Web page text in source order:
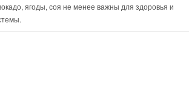
ягоды, соя не менее важны для здоровья и